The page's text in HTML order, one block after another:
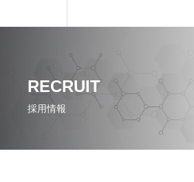
RECRUIT
採用情報